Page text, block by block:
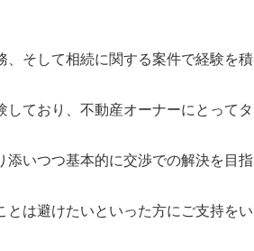
そして相続に関する案件で経験を積
ており、不動産オーナーにとってタ
いつつ基本的に交渉での解決を目指
は避けたいといった方にご支持をい